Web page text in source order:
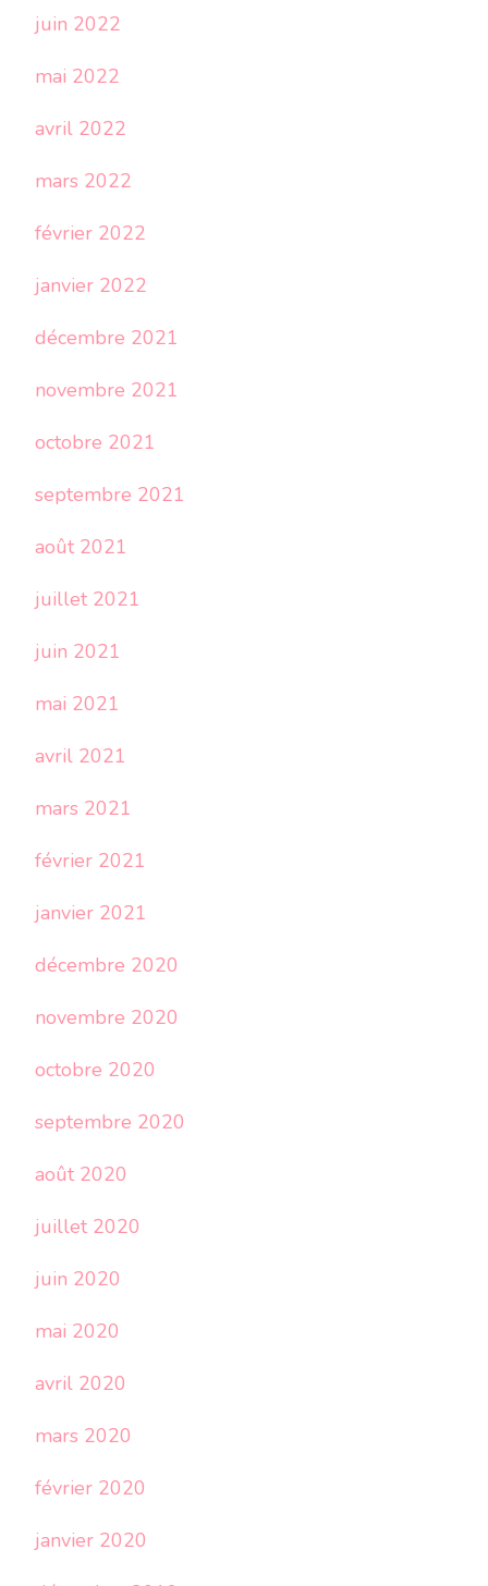
juin 2022
mai 2022
avril 2022
mars 2022
février 2022
janvier 2022
décembre 2021
novembre 2021
octobre 2021
septembre 2021
août 2021
juillet 2021
juin 2021
mai 2021
avril 2021
mars 2021
février 2021
janvier 2021
décembre 2020
novembre 2020
octobre 2020
septembre 2020
août 2020
juillet 2020
juin 2020
mai 2020
avril 2020
mars 2020
février 2020
janvier 2020